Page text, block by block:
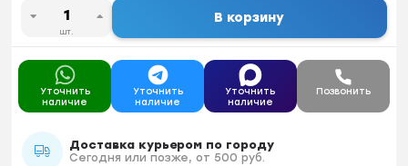
шт.
В корзину
Уточнить
наличие
Уточнить
наличие
Уточнить
наличие
Позвонить
Доставка курьером по городу
Сегодня или позже, от 500 руб.